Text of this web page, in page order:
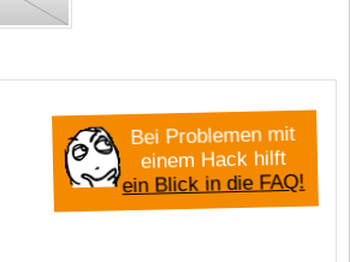
Bei Problemen mit
einem Hack hilft
ein Blick in die FAQ!